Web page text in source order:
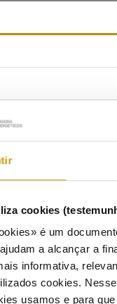
cookies
é um
a alcançar a
informativa,
cookies.
usamos e para
Divulgação